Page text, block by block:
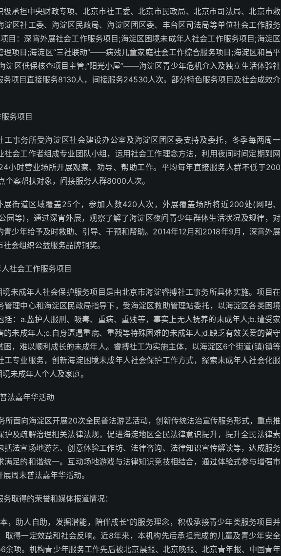
承担中央财政专项、北京市社工委、北京市民政局、北京市司法局、北京市救
淀区社工委、海淀区民政局、海淀区团区委、丰台区司法局等单位社会工作服务
目：深宵外展社会工作服务项目;海淀区困境未成年人社会工作服务项目;海淀区
理项目;海淀区“三社联动”——病残儿童家庭社会工作综合服务项目;海淀区和昌平
淀区低保核查项目主管;“阳光小屋”——海淀区青少年危机介入及独立生活体验社
务项目直接服务8130人，间接服务24530人次。部分特色服务项目及社会成效介
务项目
工事务所受海淀区社会建设办公室及海淀区团区委支持及委托，冬季每两周一
社会工作者组成专业团队小组，运用社会工作理念方法，利用夜间时间定期到网
小时营业场所开展观察、劝导、帮助工作。平均每年直接服务人群不低于200
个案帮扶对象，间接服务人群8000人次。
街道区域覆盖25个，参加人数420人次，外展覆盖场所将近200处(网吧、
园等)，通过深宵外展，观察了解了海淀区夜间青少年群体生活状况及规律，对
青少年给予及时救助、引导、干预和帮助。2014年12月和2018年9月，深宵外展
会组织公益服务品牌铜奖。
社会工作服务项目
未成年人社会保护服务项目是由北京市海淀睿搏社工事务所具体实施。项目在
管理中心和海淀区民政局指导下，受海淀区救助管理站委托，以海淀区各类困境
括：a.监护人服刑、吸毒、重病、重残等，事实上无人抚养的未成年人;b.遭受家
的未成年人;c.自身遭遇重病、重残等特殊困难的未成年人;d.缺乏有效关爱的留守
困，难以顺利成长的未成年人。睿搏社工为实施主体，以海淀区6个街道(镇)镇等
工专业服务，创新海淀困境未成年人社会保护工作方式，探索未成年人社会化服
未成年人个人及家庭。
法嘉年华活动
所面向海淀区开展20次全民普法游艺活动，创新传统法治宣传服务形式，重点推
护及疏解治理相关法律法规，促进海淀地区全民法律意识提升，提升全民法律素
括法宣场地游艺、创意体验工作坊、法律咨询、法律知识宣传解读等，达成服务
满足的和谐统一。互动场地游戏与法律知识竞技相结合，通过体验式参与增强市
周末普法嘉年华活动。
取得的荣誉和媒体报道情况：
，助人自助，发掘潜能，陪伴成长”的服务理念，积极承接青少年类服务项目并
取得一定效益和社会反响。近8年来，本机构先后承担完成的儿童及青少年安全
余项。机构青少年服务工作先后被北京晨报、北京晚报、北京青年报、中国青年